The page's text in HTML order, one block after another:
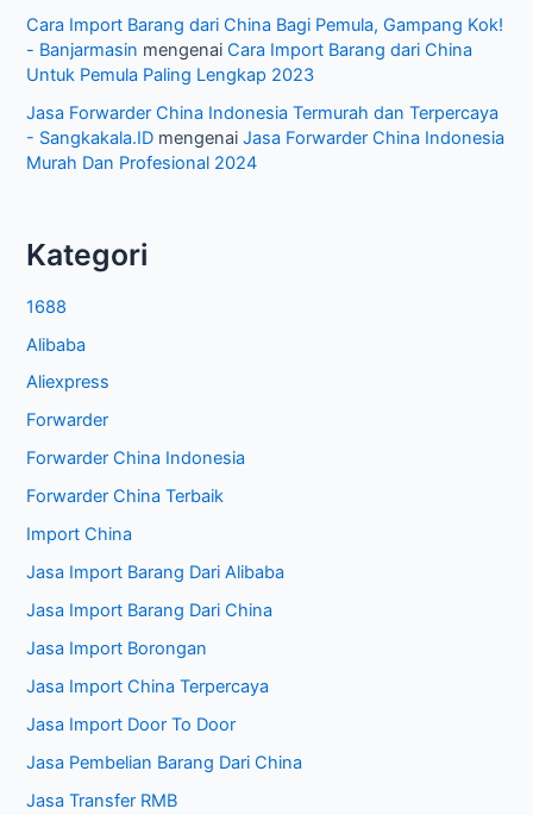
Cara Import Barang dari China Bagi Pemula, Gampang Kok!
- Banjarmasin mengenaiCara Import Barang dari China
Untuk Pemula Paling Lengkap 2023
Jasa Forwarder China Indonesia Termurah dan Terpercaya
- Sangkakala.ID mengenaiJasa Forwarder China Indonesia
Murah Dan Profesional 2024
Kategori
1688
Alibaba
Aliexpress
Forwarder
Forwarder China Indonesia
Forwarder China Terbaik
Import China
Jasa Import Barang Dari Alibaba
Jasa Import Barang Dari China
Jasa Import Borongan
Jasa Import China Terpercaya
Jasa Import Door To Door
Jasa Pembelian Barang Dari China
Jasa Transfer RMB